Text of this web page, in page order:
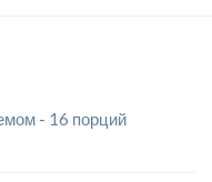
- 16 порций